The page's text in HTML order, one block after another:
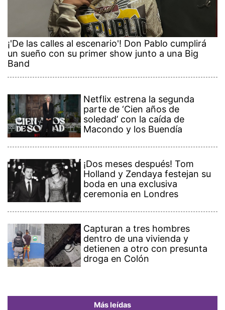
¡'De las calles al escenario'! Don Pablo cumplirá
un sueño con su primer show junto a una Big
Band
Netflix estrena la segunda
parte de ‘Cien años de
soledad’ con la caída de
Macondo y los Buendía
¡Dos meses después! Tom
Holland y Zendaya festejan su
boda en una exclusiva
ceremonia en Londres
Capturan a tres hombres
dentro de una vivienda y
detienen a otro con presunta
droga en Colón
Más leídas